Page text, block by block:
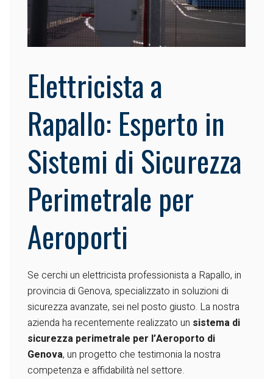
Elettricista a
Rapallo: Esperto in
Sistemi di Sicurezza
Perimetrale per
Aeroporti
Se cerchi un elettricista professionista a Rapallo, in
provincia di Genova, specializzato in soluzioni di
sicurezza avanzate, sei nel posto giusto. La nostra
azienda ha recentemente realizzato un sistema di
sicurezza perimetrale per l’Aeroporto di
Genova, un progetto che testimonia la nostra
competenza e affidabilità nel settore.